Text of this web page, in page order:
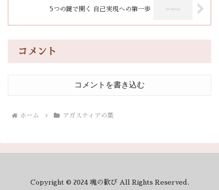
5つの鍵で開く 自己実現への第一歩
コメント
コメントを書き込む
ホーム アガスティアの葉
Copyright © 2024 魂の歓び All Rights Reserved.